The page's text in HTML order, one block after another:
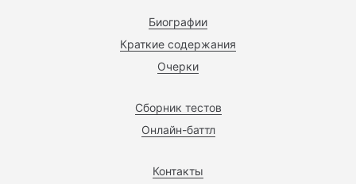
Биографии
Краткие содержания
Очерки
Сборник тестов
Онлайн-баттл
Контакты